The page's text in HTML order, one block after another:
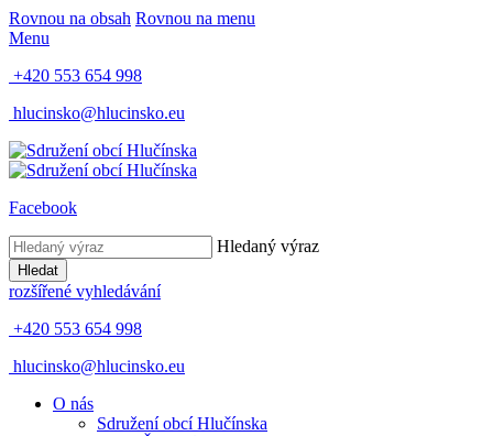
Rovnou na obsah Rovnou na menu
Menu
+420 553 654 998
hlucinsko@hlucinsko.eu
Facebook
Hledaný výraz
Hledat
rozšířené vyhledávání
+420 553 654 998
hlucinsko@hlucinsko.eu
O nás
Sdružení obcí Hlučínska